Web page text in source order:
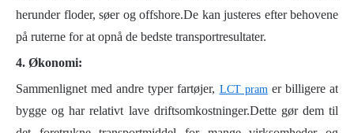
herunder floder, søer og offshore.De kan justeres efter behovene
på ruterne for at opnå de bedste transportresultater.
4. Økonomi:
Sammenlignet med andre typer fartøjer, LCT pram er billigere at
bygge og har relativt lave driftsomkostninger.Dette gør dem til